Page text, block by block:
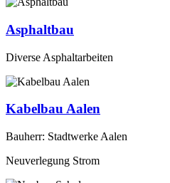
Asphaltbau
Diverse Asphaltarbeiten
Kabelbau Aalen
Bauherr: Stadtwerke Aalen
Neuverlegung Strom